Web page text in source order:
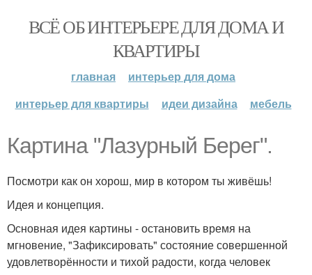
ВСЁ ОБ ИНТЕРЬЕРЕ ДЛЯ ДОМА И
КВАРТИРЫ
главная
интерьер для дома
интерьер для квартиры
идеи дизайна мебель
Картина "Лазурный Берег".
Посмотри как он хорош, мир в котором ты живёшь!
Идея и концепция.
Основная идея картины - остановить время на
мгновение, "Зафиксировать" состояние совершенной
удовлетворённости и тихой радости, когда человек